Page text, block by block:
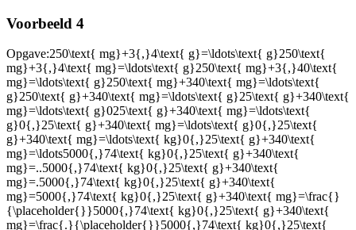
Voorbeeld 4
Opgave:250\text{ mg}+3{,}4\text{ g}=\ldots\text{ g}250\text{
mg}+3{,}4\text{ mg}=\ldots\text{ g}250\text{ mg}+3{,}40\text{
mg}=\ldots\text{ g}250\text{ mg}+340\text{ mg}=\ldots\text{
g}250\text{ g}+340\text{ mg}=\ldots\text{ g}25\text{ g}+340\text{
mg}=\ldots\text{ g}025\text{ g}+340\text{ mg}=\ldots\text{
g}0{,}25\text{ g}+340\text{ mg}=\ldots\text{ g}0{,}25\text{
g}+340\text{ mg}=\ldots\text{ kg}0{,}25\text{ g}+340\text{
mg}=\ldots5000{,}74\text{ kg}0{,}25\text{ g}+340\text{
mg}=..5000{,}74\text{ kg}0{,}25\text{ g}+340\text{
mg}=.5000{,}74\text{ kg}0{,}25\text{ g}+340\text{
mg}=5000{,}74\text{ kg}0{,}25\text{ g}+340\text{ mg}=\frac{}
{\placeholder{}}5000{,}74\text{ kg}0{,}25\text{ g}+340\text{
mg}=\frac{.}{\placeholder{}}5000{,}74\text{ kg}0{,}25\text{